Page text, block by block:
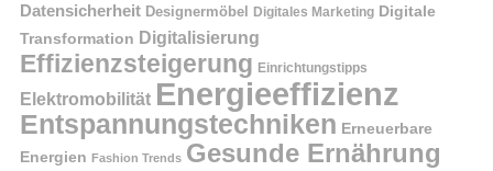
Datensicherheit Designermöbel Digitales Marketing Digitale
Transformation Digitalisierung
Effizienzsteigerung Einrichtungstipps
Elektromobilität Energieeffizienz
Entspannungstechniken Erneuerbare
Energien Fashion Trends Gesunde Ernährung